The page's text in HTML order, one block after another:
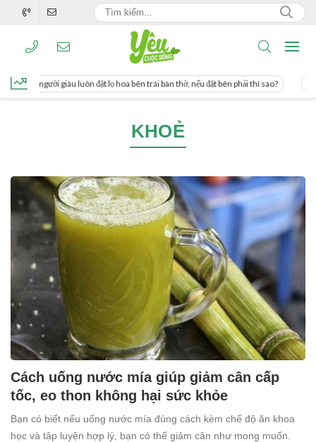
người giàu luôn đặt lọ hoa bên trái bàn thờ, nếu đặt bên phải thì sao?
KHOẺ
Cách uống nước mía giúp giảm cân cấp
tốc, eo thon không hại sức khỏe
Bạn có biết nếu uống nước mía đúng cách kèm chế độ ăn khoa
học và tập luyện hợp lý, bạn có thể giảm cân như mong muốn.